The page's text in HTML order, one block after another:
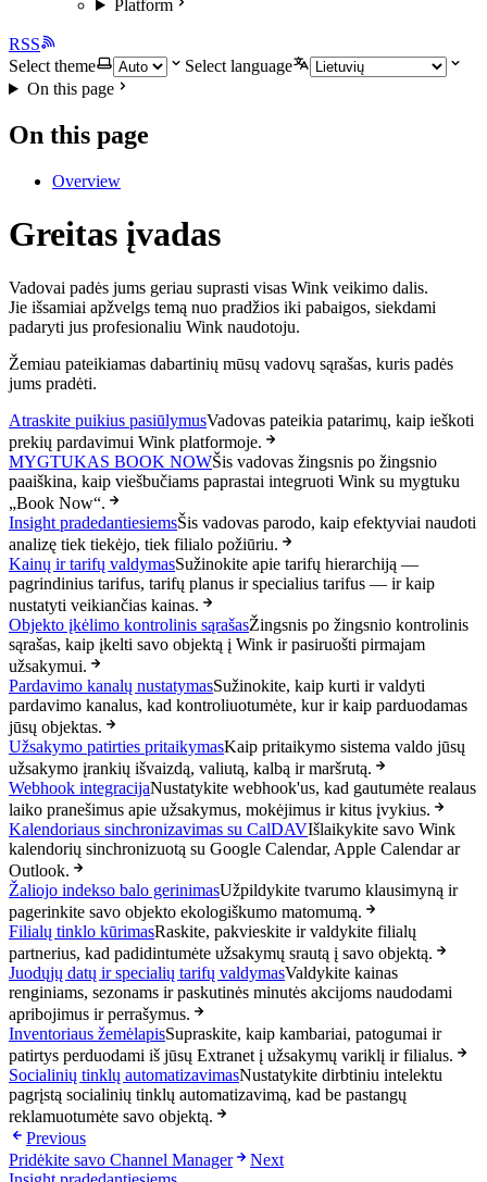
Platform
RSS
Select theme
Select language
On this page
On this page
Overview
Greitas įvadas
Vadovai padės jums geriau suprasti visas Wink veikimo dalis.
Jie išsamiai apžvelgs temą nuo pradžios iki pabaigos, siekdami
padaryti jus profesionaliu Wink naudotoju.
Žemiau pateikiamas dabartinių mūsų vadovų sąrašas, kuris padės
jums pradėti.
Atraskite puikius pasiūlymusVadovas pateikia patarimų, kaip ieškoti
prekių pardavimui Wink platformoje.
MYGTUKAS BOOK NOWŠis vadovas žingsnis po žingsnio
paaiškina, kaip viešbučiams paprastai integruoti Wink su mygtuku
„Book Now“.
Insight pradedantiesiemsŠis vadovas parodo, kaip efektyviai naudoti
analizę tiek tiekėjo, tiek filialo požiūriu.
Kainų ir tarifų valdymasSužinokite apie tarifų hierarchiją —
pagrindinius tarifus, tarifų planus ir specialius tarifus — ir kaip
nustatyti veikiančias kainas.
Objekto įkėlimo kontrolinis sąrašasŽingsnis po žingsnio kontrolinis
sąrašas, kaip įkelti savo objektą į Wink ir pasiruošti pirmajam
užsakymui.
Pardavimo kanalų nustatymasSužinokite, kaip kurti ir valdyti
pardavimo kanalus, kad kontroliuotumėte, kur ir kaip parduodamas
jūsų objektas.
Užsakymo patirties pritaikymasKaip pritaikymo sistema valdo jūsų
užsakymo įrankių išvaizdą, valiutą, kalbą ir maršrutą.
Webhook integracijaNustatykite webhook'us, kad gautumėte realaus
laiko pranešimus apie užsakymus, mokėjimus ir kitus įvykius.
Kalendoriaus sinchronizavimas su CalDAVIšlaikykite savo Wink
kalendorių sinchronizuotą su Google Calendar, Apple Calendar ar
Outlook.
Žaliojo indekso balo gerinimasUžpildykite tvarumo klausimyną ir
pagerinkite savo objekto ekologiškumo matomumą.
Filialų tinklo kūrimasRaskite, pakvieskite ir valdykite filialų
partnerius, kad padidintumėte užsakymų srautą į savo objektą.
Juodųjų datų ir specialių tarifų valdymasValdykite kainas
renginiams, sezonams ir paskutinės minutės akcijoms naudodami
apribojimus ir perrašymus.
Inventoriaus žemėlapisSupraskite, kaip kambariai, patogumai ir
patirtys perduodami iš jūsų Extranet į užsakymų variklį ir filialus.
Socialinių tinklų automatizavimasNustatykite dirbtiniu intelektu
pagrįstą socialinių tinklų automatizavimą, kad be pastangų
reklamuotumėte savo objektą.
Previous
Pridėkite savo Channel Manager
Next